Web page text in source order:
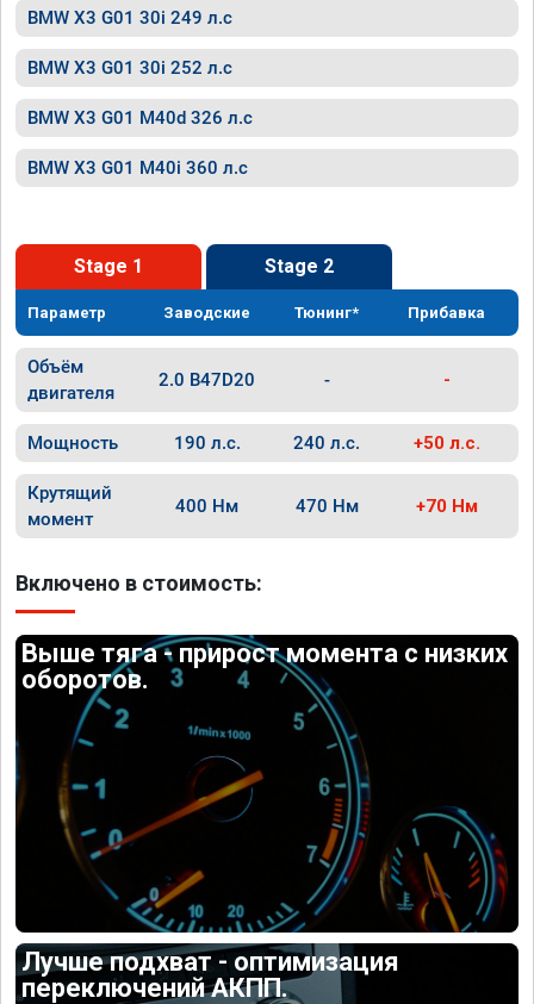
BMW X3 G01 30i 249 л.с
BMW X3 G01 30i 252 л.с
BMW X3 G01 M40d 326 л.с
BMW X3 G01 M40i 360 л.с
Stage 1 Stage 2
Параметр Заводские Тюнинг* Прибавка
Объём
двигателя
2.0 B47D20 - -
Мощность 190 л.с. 240 л.с. +50 л.с.
Крутящий
момент
400 Нм 470 Нм +70 Нм
Включено в стоимость:
Выше тяга - прирост момента с низких
оборотов.
Лучше подхват - оптимизация
переключений АКПП.